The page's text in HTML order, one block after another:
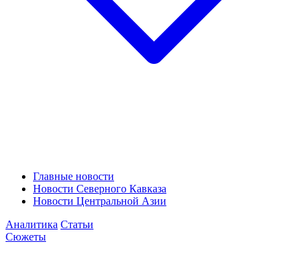
Главные новости
Новости Северного Кавказа
Новости Центральной Азии
Аналитика Статьи
Сюжеты